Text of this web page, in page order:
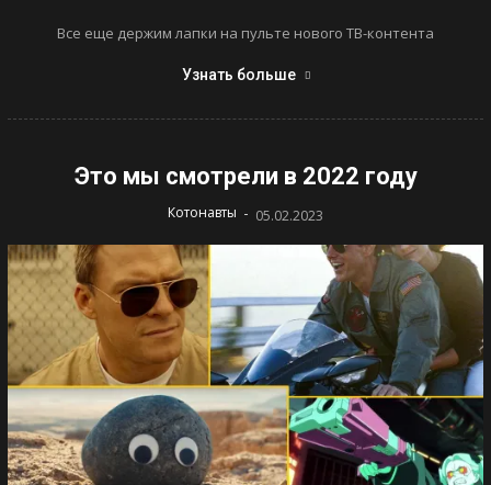
Все еще держим лапки на пульте нового ТВ-контента
Узнать больше
Это мы смотрели в 2022 году
Котонавты - 05.02.2023